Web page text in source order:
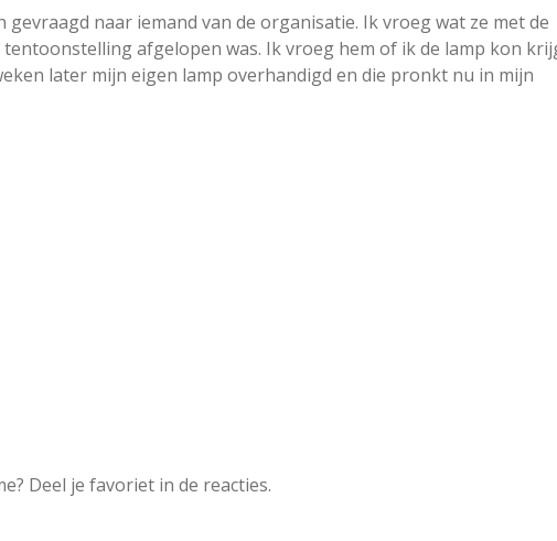
naar iemand van de organisatie. Ik vroeg wat ze met de
afgelopen was. Ik vroeg hem of ik de lamp kon
later mijn eigen lamp overhandigd en die pronkt nu in mijn
Deel je favoriet in de reacties.